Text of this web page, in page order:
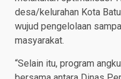
desa/kelurahan Kota
wujud pengelolaan
masyarakat.
“Selain itu, program